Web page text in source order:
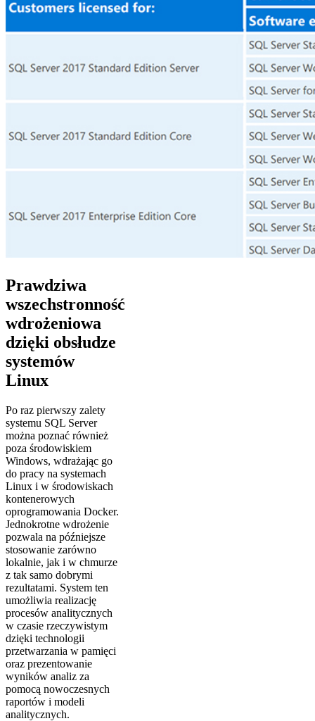
Prawdziwa
wszechstronność
wdrożeniowa
dzięki obsłudze
systemów
Linux
Po raz pierwszy zalety
systemu SQL Server
można poznać również
poza środowiskiem
Windows, wdrażając go
do pracy na systemach
Linux i w środowiskach
kontenerowych
oprogramowania Docker.
Jednokrotne wdrożenie
pozwala na późniejsze
stosowanie zarówno
lokalnie, jak i w chmurze
z tak samo dobrymi
rezultatami. System ten
umożliwia realizację
procesów analitycznych
w czasie rzeczywistym
dzięki technologii
przetwarzania w pamięci
oraz prezentowanie
wyników analiz za
pomocą nowoczesnych
raportów i modeli
analitycznych.